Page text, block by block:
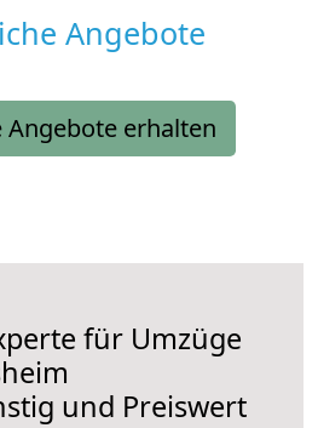
Angebote
Angebote erhalten
für Umzüge
und Preiswert